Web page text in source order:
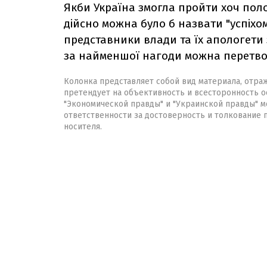
Якби Україна змогла пройти хоч
дійсно можна було б назвати
представники влади та їх
за найменшої нагоди можна
Колонка представляет собой вид материала,
претендует на объективность и
"Экономической правды" и "Украинской правды"
ответственности за достоверность и
носителя.